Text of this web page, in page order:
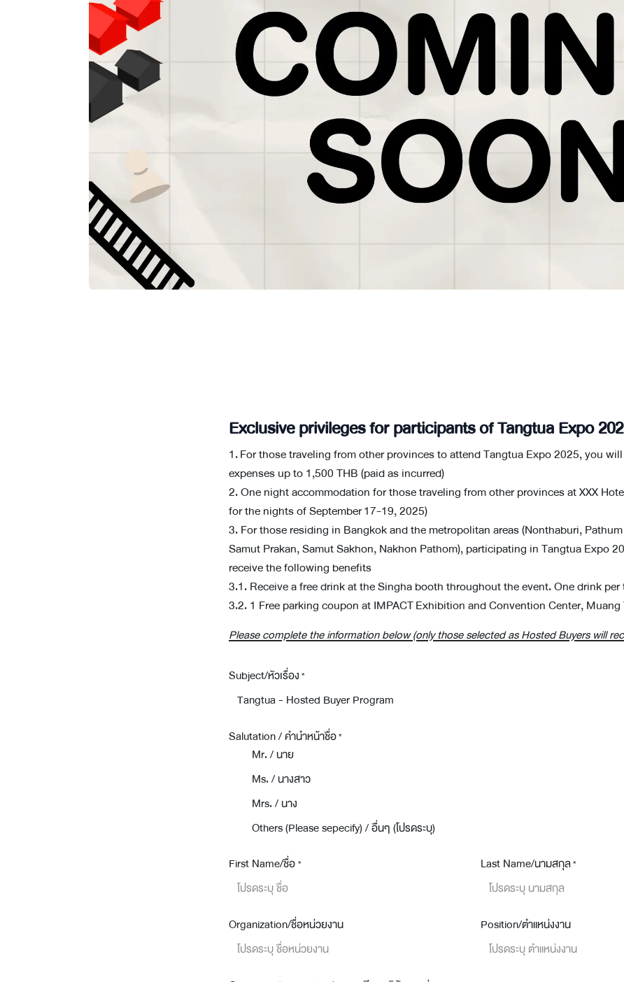
Exclusive privileges for participants of Tangtua Expo
1. For those traveling from other provinces to attend Tangtua Expo 2025, you
expenses up to 1,500 THB (paid as incurred)
2. One night accommodation for those traveling from other provinces at XXX
for the nights of September 17-19, 2025)
3. For those residing in Bangkok and the metropolitan areas (Nonthaburi,
Samut Prakan, Samut Sakhon, Nakhon Pathom), participating in Tangtua Expo
receive the following benefits
3.1. Receive a free drink at the Singha booth throughout the event. One drink per
3.2. 1 Free parking coupon at IMPACT Exhibition and Convention Center,
Please complete the information below (only those selected as Hosted Buyers will
Subject/หัวเรื่อง*
Salutation / คำนำหน้าชื่อ*
Mr. / นาย
Ms. / นางสาว
Mrs. / นาง
Others (Please sepecify) / อื่นๆ (โปรดระบุ)
First Name/ชื่อ* Last Name/นามสกุล*
Organization/ชื่อหน่วยงาน Position/ตำแหน่งงาน